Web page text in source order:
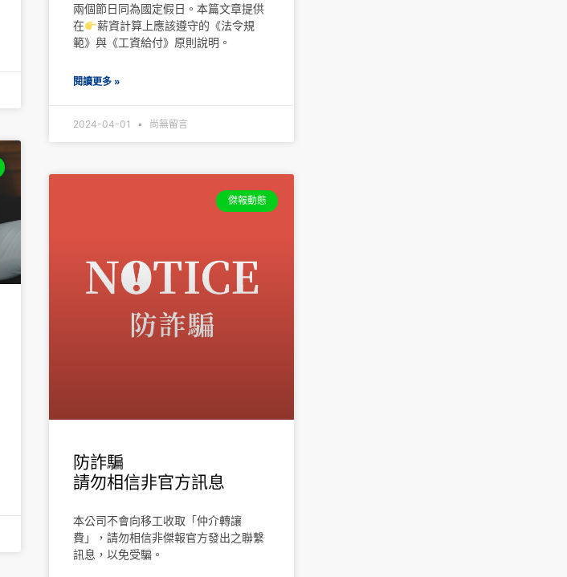
兩個節日同為國定假日。本篇文章提供
在
薪資計算上應該遵守的《法令規
範》與《工資給付》原則說明。
閱讀更多 »
2024-04-01 尚無留言
傑報動態
防詐騙
請勿相信非官方訊息
本公司不會向移工收取「仲介轉讓
費」，請勿相信非傑報官方發出之聯繫
訊息，以免受騙。